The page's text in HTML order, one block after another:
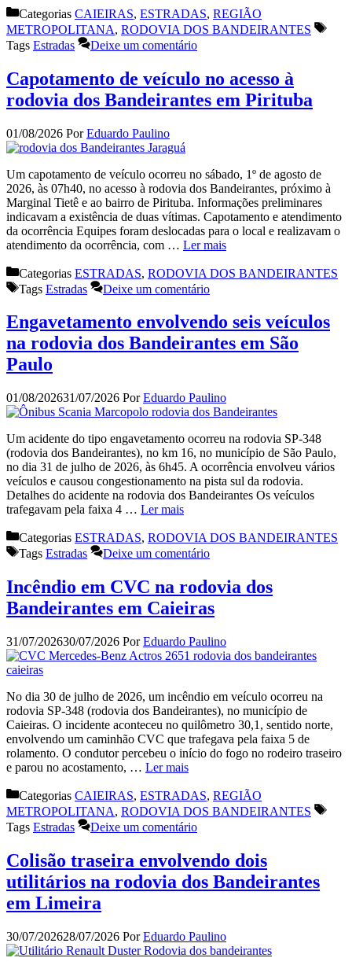
Categorias CAIEIRAS, ESTRADAS, REGIÃO
METROPOLITANA, RODOVIA DOS BANDEIRANTES
Tags Estradas Deixe um comentário
Capotamento de veículo no acesso à
rodovia dos Bandeirantes em Pirituba
01/08/2026 PorEduardo Paulino
Um capotamento de veículo ocorreu no sábado, 1º de agosto de
2026, às 07h40, no acesso à rodovia dos Bandeirantes, próximo à
Marginal Tietê e ao bairro de Pirituba. Informações preliminares
indicavam a existência de duas vítimas. Capotamento e atendimento
da ocorrência Equipes foram deslocadas para o local e realizavam o
atendimento da ocorrência, com … Ler mais
Categorias ESTRADAS, RODOVIA DOS BANDEIRANTES
Tags Estradas Deixe um comentário
Engavetamento envolvendo seis veículos
na rodovia dos Bandeirantes em São
Paulo
01/08/202631/07/2026 PorEduardo Paulino
Um acidente do tipo engavetamento ocorreu na rodovia SP-348
(rodovia dos Bandeirantes), no km 16, no município de São Paulo,
no dia 31 de julho de 2026, às 6h45. A ocorrência envolveu vários
veículos e causou congestionamento na pista sul da rodovia.
Detalhes do acidente na rodovia dos Bandeirantes Os veículos
trafegavam pela faixa 4 … Ler mais
Categorias ESTRADAS, RODOVIA DOS BANDEIRANTES
Tags Estradas Deixe um comentário
Incêndio em CVC na rodovia dos
Bandeirantes em Caieiras
31/07/202630/07/2026 PorEduardo Paulino
No dia 30 de julho de 2026, um incêndio em veículo ocorreu na
rodovia SP-348 (rodovia dos Bandeirantes), no município de
Caieiras. O incidente aconteceu no quilômetro 30,1, sentido norte,
envolvendo um caminhão CVC que trafegava pela faixa 5 de
rolamento. O condutor percebeu o início do fogo no rodeiro traseiro
e parou no acostamento, … Ler mais
Categorias CAIEIRAS, ESTRADAS, REGIÃO
METROPOLITANA, RODOVIA DOS BANDEIRANTES
Tags Estradas Deixe um comentário
Colisão traseira envolvendo dois
utilitários na rodovia dos Bandeirantes
em Limeira
30/07/202628/07/2026 PorEduardo Paulino